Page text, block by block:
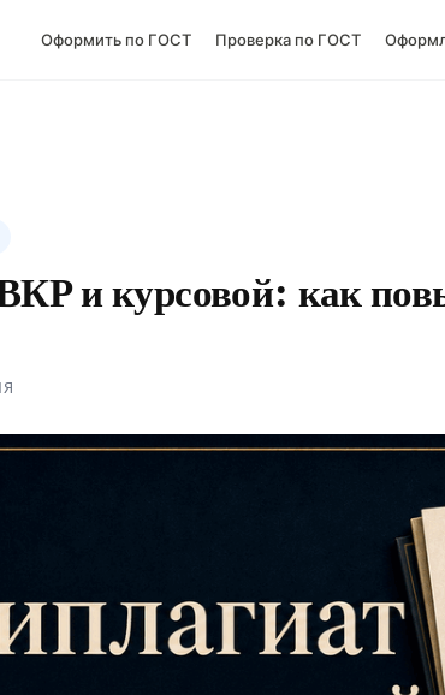
Оформить по ГОСТ Проверка по ГОСТ
и курсовой: как